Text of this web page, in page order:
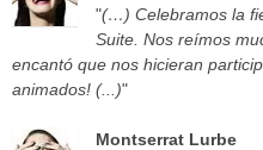
"(…) Celebramos la
Suite. Nos reímos
encantó que nos hicieran
animados! (...)"
Montserrat Lurbe